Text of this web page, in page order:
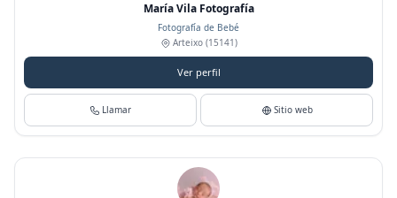
María Vila Fotografía
Fotografía de Bebé
Arteixo(15141)
Ver perfil
Llamar Sitio web